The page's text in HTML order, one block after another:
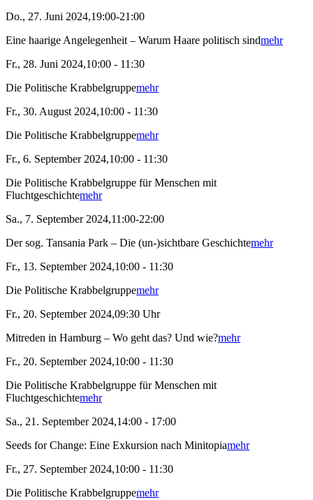
Do., 27. Juni 2024,19:00-21:00
Eine haarige Angelegenheit – Warum Haare politisch sindmehr
Fr., 28. Juni 2024,10:00 - 11:30
Die Politische Krabbelgruppemehr
Fr., 30. August 2024,10:00 - 11:30
Die Politische Krabbelgruppemehr
Fr., 6. September 2024,10:00 - 11:30
Die Politische Krabbelgruppe für Menschen mit
Fluchtgeschichtemehr
Sa., 7. September 2024,11:00-22:00
Der sog. Tansania Park – Die (un-)sichtbare Geschichtemehr
Fr., 13. September 2024,10:00 - 11:30
Die Politische Krabbelgruppemehr
Fr., 20. September 2024,09:30 Uhr
Mitreden in Hamburg – Wo geht das? Und wie?mehr
Fr., 20. September 2024,10:00 - 11:30
Die Politische Krabbelgruppe für Menschen mit
Fluchtgeschichtemehr
Sa., 21. September 2024,14:00 - 17:00
Seeds for Change: Eine Exkursion nach Minitopiamehr
Fr., 27. September 2024,10:00 - 11:30
Die Politische Krabbelgruppemehr